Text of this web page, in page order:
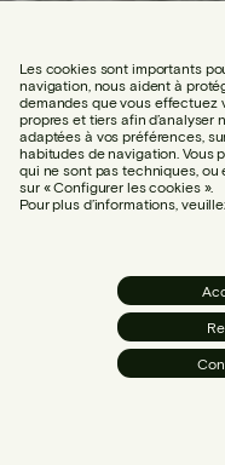
Les cookies sont importants
navigation, nous aident à
demandes que vous effectuez
propres et tiers afin
adaptées à vos préférences,
habitudes de navigation. Vous
qui ne sont pas techniques,
sur « Configurer les cookies ».
Pour plus d’informations,